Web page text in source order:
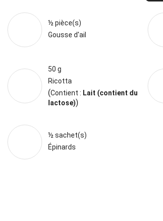
½ pièce(s)
Gousse d'ail
50 g
Ricotta
(Contient : Lait (contient du
lactose))
½ sachet(s)
Épinards